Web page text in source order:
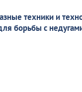
техники и
борьбы с